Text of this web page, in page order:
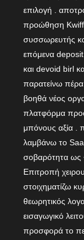
επιλογή .
προώθηση
συσσωρευτής
επόμενα
και devoid birl
παρατείνω
βοηθά νέος
πλατφόρμα
μπόνους αξία .
λαμβάνω το
σοβαρότητα ως
Επιτροπή
στοιχηματίζω
θεωρητικός
εισαγωγικό
προσφορά το